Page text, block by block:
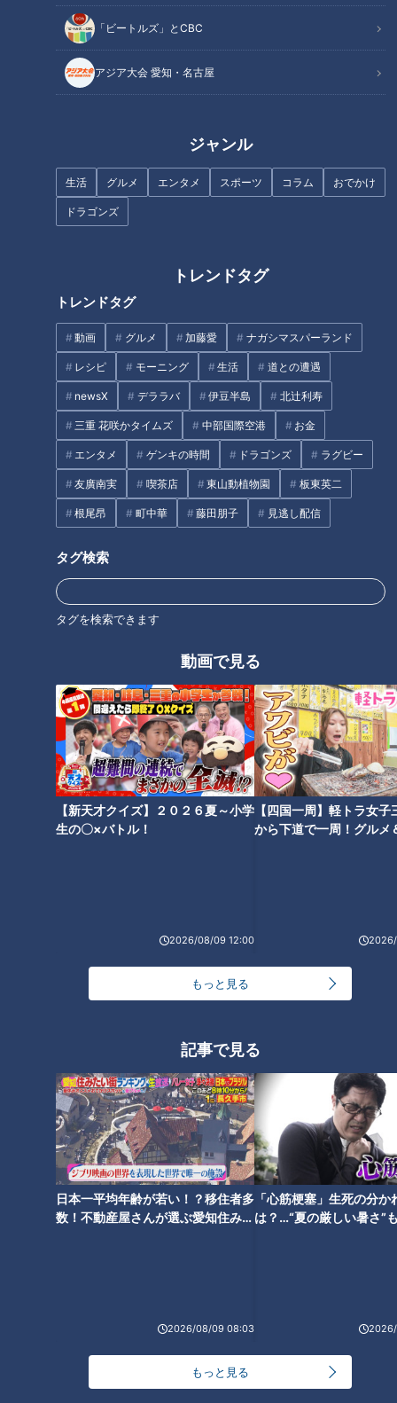
「ビートルズ」とCBC
アジア大会 愛知・名古屋
ジャンル
生活 グルメ エンタメ スポーツ コラム おでかけ
ドラゴンズ
トレンドタグ
トレンドタグ
動画 グルメ 加藤愛 ナガシマスパーランド
レシピ モーニング 生活 道との遭遇
newsX デララバ 伊豆半島 北辻利寿
三重 花咲かタイムズ 中部国際空港 お金
エンタメ ゲンキの時間 ドラゴンズ ラグビー
友廣南実 喫茶店 東山動植物園 板東英二
根尾昂 町中華 藤田朋子 見逃し配信
タグ検索
タグを検索できます
動画で見る
【新天才クイズ】２０２６夏～小学
生の〇×バトル！
2026/08/09 12:00
【四国一周】軽トラ女子
から下道で一周！グルメ
もっと見る
記事で見る
日本一平均年齢が若い！？移住者多
数！不動産屋さんが選ぶ愛知住みた
2026/08/09 08:03
「心筋梗塞」生死の分か
は？…“夏の厳しい暑さ”
もっと見る
難病・道化師様魚鱗癬と闘う父
と子の物語～定期配信型ドキュ
回転寿司で山積みの皿！いった
い何皿食べたの？魚鱗癬は栄養
ばれた息子」第90話
師様魚鱗癬と闘う大学生に聞
く、手術の理由とその後…配信
呼ばれた息子」第114話
タグ
エンタメ 道との遭遇
番組紹介
道との遭遇
「道との遭遇」動画
ミキがミチに出会うバラエティ！全国のユニークな「道」を変化球
目線で深掘り、とことん楽しむ！CBCテレビにて毎週火曜日よる
11:56から放送。見逃し配信あり。
最新話の見逃し配信はこちら
オススメ関連コンテンツ
先に眠る火薬製造所を調査【道
ークを堪能できる道3選【道と
【道マニア】国道246号のルー
ツ・世田谷に歴史の切断ポイン
ト！？【道との遭遇】
【道マニア】北海道・難攻不落
の道は今…【道との遭遇】